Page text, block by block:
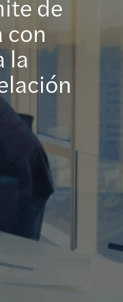
de
con
la